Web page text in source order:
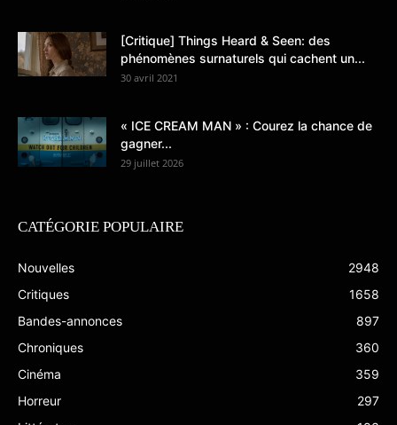
[Critique] Things Heard & Seen: des
phénomènes surnaturels qui cachent un...
30 avril 2021
« ICE CREAM MAN » : Courez la chance de
gagner...
29 juillet 2026
CATÉGORIE POPULAIRE
Nouvelles
2948
Critiques
1658
Bandes-annonces
897
Chroniques
360
Cinéma
359
Horreur
297